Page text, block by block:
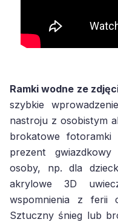
Ramki wodne ze
szybkie
nastroju z osobistym
brokatowe fotoramki
prezent
osoby, np. dla
akrylowe 3D
wspomnienia z ferii
Sztuczny śnieg lub